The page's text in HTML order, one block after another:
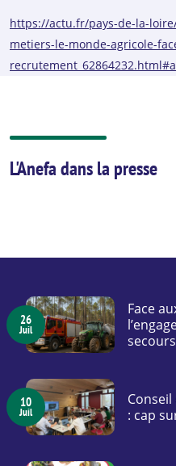
https://actu.fr/pays-de-la-
metiers-le-monde-agricole-
L'Anefa dans la presse
26
Juil
Face
10
Juil
Conseil
: cap